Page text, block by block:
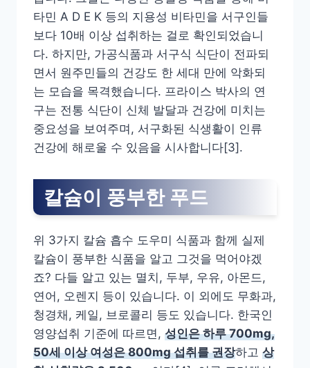
타민 A D E K 등의 지용성 비타민을 서구인들
보다 10배 이상 섭취하는 걸로 확인되었습니
다. 하지만, 가공식품과 서구식 식단이 전파되
면서 원주민들의 건강도 한 세대 만에 악화되
는 모습을 목격했습니다. 프라이스 박사의 연
구는 전통 식단이 신체 발달과 건강에 미치는
중요성을 보여주며, 서구화된 식생활이 인류
건강에 해로울 수 있음을 시사합니다[3].
칼슘이 풍부한 푸드
위 3가지 칼슘 흡수 도우미 식품과 함께 실제
칼슘이 풍부한 식품을 알고 그것을 먹어야겠
죠? 다들 알고 있는 멸치, 두부, 우유, 아몬드,
연어, 오렌지 등이 있습니다. 이 외에도 무화과,
청경채, 케일, 브로콜리 등도 있습니다. 한국인
영양섭취 기준에 따르면, 성인은 하루 700mg,
50세 이상 여성은 800mg 섭취를 권장하고 상